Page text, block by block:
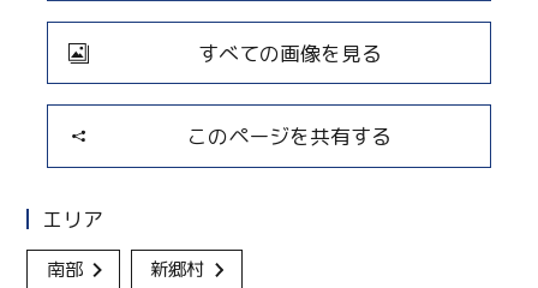
すべての画像を見る
このページを共有する
エリア
南部 新郷村